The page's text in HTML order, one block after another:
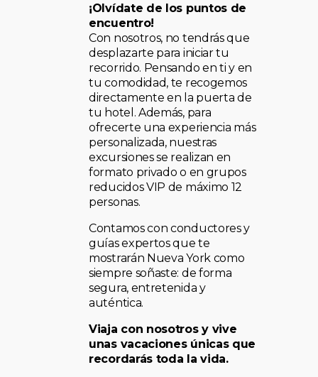
¡Olvídate de los puntos de
encuentro!
Con nosotros, no tendrás que
desplazarte para iniciar tu
recorrido. Pensando en ti y en
tu comodidad, te recogemos
directamente en la puerta de
tu hotel. Además, para
ofrecerte una experiencia más
personalizada, nuestras
excursiones se realizan en
formato privado o en grupos
reducidos VIP de máximo 12
personas.
Contamos con conductores y
guías expertos que te
mostrarán Nueva York como
siempre soñaste: de forma
segura, entretenida y
auténtica.
Viaja con nosotros y vive
unas vacaciones únicas que
recordarás toda la vida.